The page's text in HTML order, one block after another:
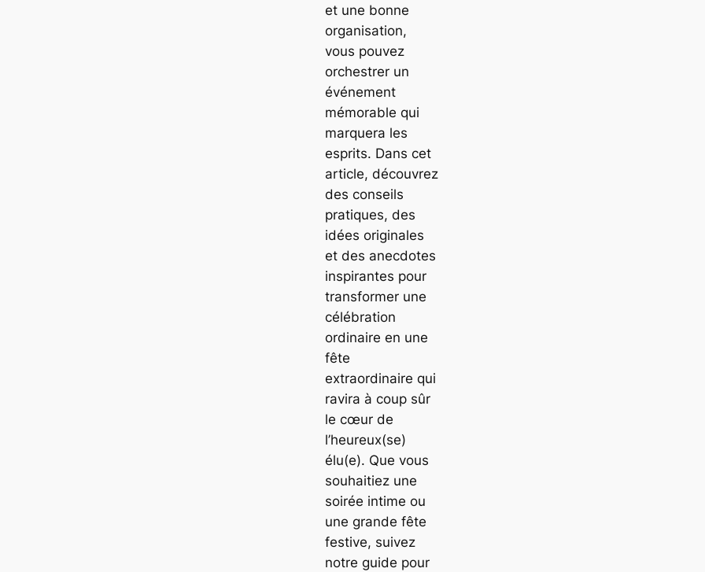
et une bonne
organisation,
vous pouvez
orchestrer un
événement
mémorable qui
marquera les
esprits. Dans cet
article, découvrez
des conseils
pratiques, des
idées originales
et des anecdotes
inspirantes pour
transformer une
célébration
ordinaire en une
fête
extraordinaire qui
ravira à coup sûr
le cœur de
l’heureux(se)
élu(e). Que vous
souhaitiez une
soirée intime ou
une grande fête
festive, suivez
notre guide pour